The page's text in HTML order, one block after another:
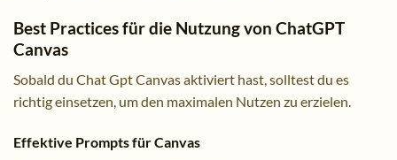
Best Practices für die Nutzung von ChatGPT
Canvas
Sobald du Chat Gpt Canvas aktiviert hast, solltest du es
richtig einsetzen, um den maximalen Nutzen zu erzielen.
Effektive Prompts für Canvas